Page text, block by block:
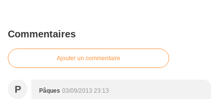
Commentaires
Ajouter un commentaire
P Pâques 03/09/2013 23:13